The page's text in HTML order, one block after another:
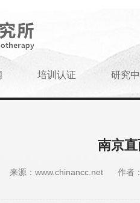
培训认证 研究
南京
来源：www.chinancc.net 作者